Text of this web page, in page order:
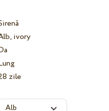
ivory
zile